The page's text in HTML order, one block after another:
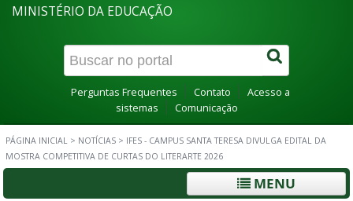
Canais
MINISTÉRIO DA EDUCAÇÃO
Perguntas Frequentes Contato
Acesso a
sistemas
Comunicação
PÁGINA INICIAL > NOTÍCIAS > IFES - CAMPUS SANTA TERESA DIVULGA EDITAL DA
MOSTRA COMPETITIVA DE CURTAS DO LITERARTE 2026
MENU